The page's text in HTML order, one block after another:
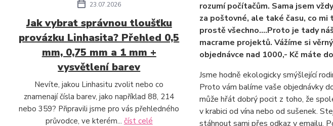
23.07.2026
Jak vybrat správnou tloušťku
provázku Linhasita? Přehled 0,5
mm, 0,75 mm a 1 mm +
vysvětlení barev
Nevíte, jakou Linhasitu zvolit nebo co
znamenají čísla barev, jako například 88, 214
nebo 359? Připravili jsme pro vás přehledného
průvodce, ve kterém... číst celé
rozumí počítačům. Sama jsem
za poštovné, ale také času, co
prostě všechno....Proto je tady
macrame projektů. Vážíme si
objednávce nad 1000,- Kč máte
Jsme hodně ekologicky smýšlející
Proto vám balíme vaše objednávky
může hřát dobrý pocit z toho, že
v krabici od vína nebo od sušenek.
stáhnout sami přes odkaz v emailu.